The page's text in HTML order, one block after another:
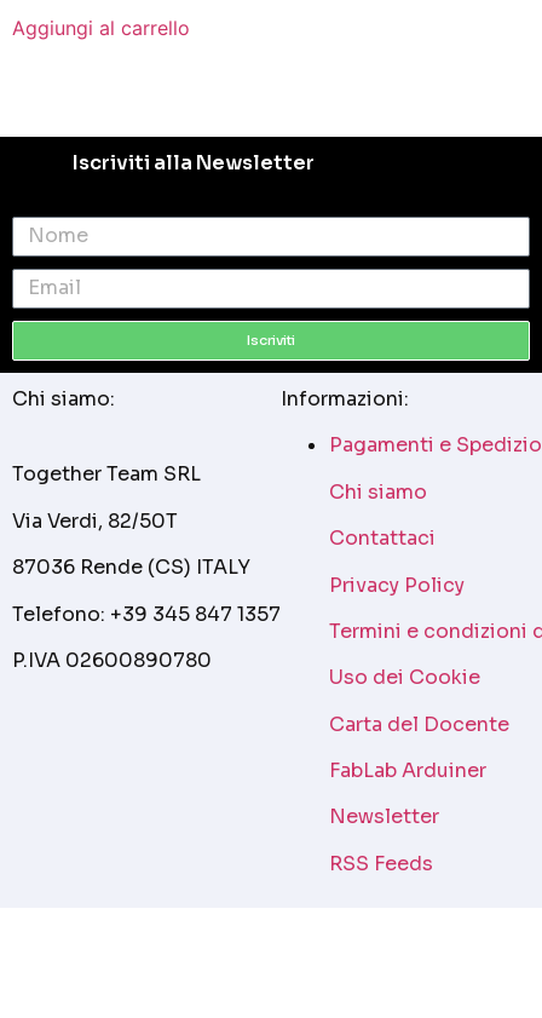
Aggiungi al carrello
Iscriviti alla Newsletter
Iscriviti
Chi siamo:
Together Team SRL
Via Verdi, 82/50T
87036 Rende (CS) ITALY
Telefono: +39 345 847 1357
P.IVA 02600890780
Informazioni:
Pagamenti e
Chi siamo
Contattaci
Privacy Policy
Termini e condizioni
Uso dei Cookie
Carta del Docente
FabLab Arduiner
Newsletter
RSS Feeds